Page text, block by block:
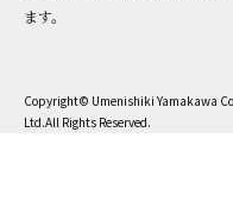
ます。
Copyright© Umenishiki Yamakawa
Ltd.All Rights Reserved.